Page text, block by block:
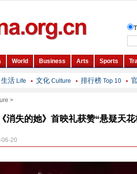
生活 Life 文化 Culture 排行榜 Top 10
>
《消失的她》首映礼获赞“悬疑天
20